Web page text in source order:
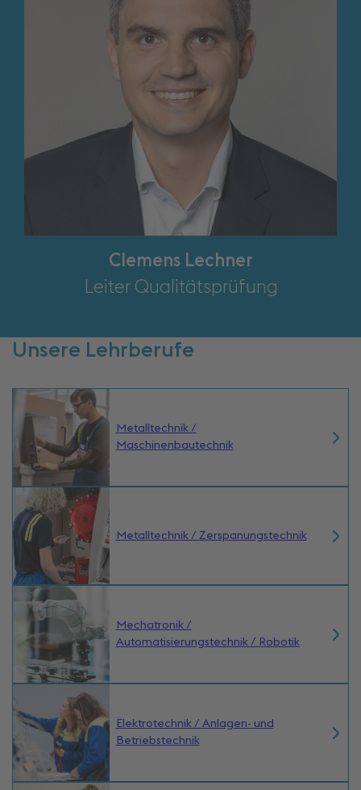
Clemens Lechner
Leiter Qualitätsprüfung
Unsere Lehrberufe
Metalltechnik /
Maschinenbautechnik
Metalltechnik / Zerspanungstechnik
Mechatronik /
Automatisierungstechnik / Robotik
Elektrotechnik / Anlagen- und
Betriebstechnik